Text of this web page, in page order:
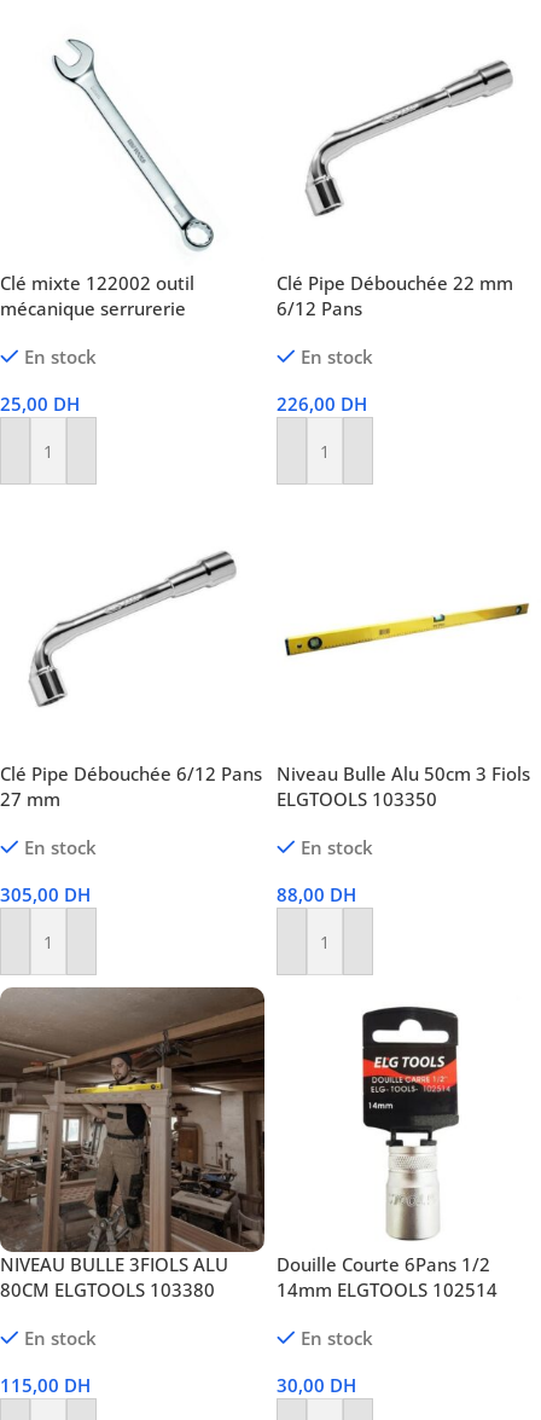
Clé mixte 122002 outil
mécanique serrurerie
En stock
25,00 DH
Ajouter Au Panier
Clé Pipe Débouchée 22 mm
6/12 Pans
En stock
226,00 DH
Ajouter Au Panier
Clé Pipe Débouchée 6/12 Pans
27 mm
En stock
305,00 DH
Ajouter Au Panier
Niveau Bulle Alu 50cm 3 Fiols
ELGTOOLS 103350
En stock
88,00 DH
Ajouter Au Panier
NIVEAU BULLE 3FIOLS ALU
80CM ELGTOOLS 103380
En stock
115,00 DH
Douille Courte 6Pans 1/2
14mm ELGTOOLS 102514
En stock
30,00 DH